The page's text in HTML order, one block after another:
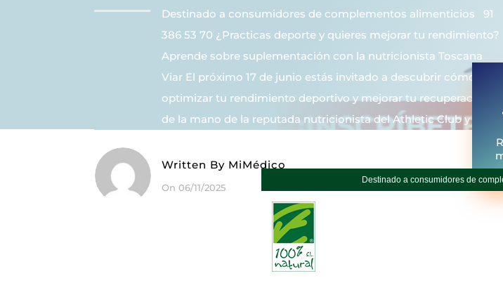
Destinado a consumidores de complementos alimenticios 91
386 53 70 ¿Practicas deporte y quieres mejorar tu rendimiento?
Aprende sobre suplementación con la nutricionista Toscana
Viar El próximo 17 de junio estás invitado a descubrir cómo
optimizar tu rendimiento deportivo y mejorar tu recuperación
de la mano de la reputada nutricionista del Athletic Club y […]
Written By MiMédico
On 06/11/2025
Destinado a consumidores de